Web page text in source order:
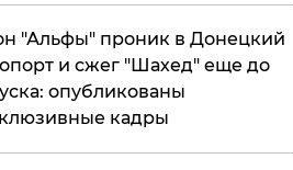
"Альфы" проник в Донецкий
и сжег "Шахед" еще до
опубликованы
кадры